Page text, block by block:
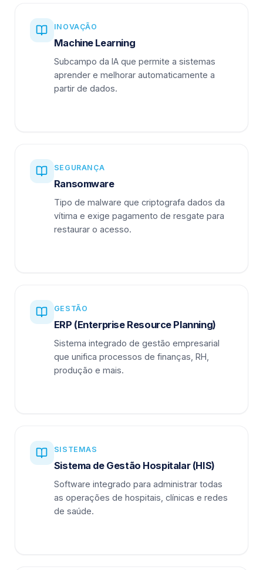
INOVAÇÃO
Machine Learning
Subcampo da IA que permite a sistemas
aprender e melhorar automaticamente a
partir de dados.
SEGURANÇA
Ransomware
Tipo de malware que criptografa dados da
vítima e exige pagamento de resgate para
restaurar o acesso.
GESTÃO
ERP (Enterprise Resource Planning)
Sistema integrado de gestão empresarial
que unifica processos de finanças, RH,
produção e mais.
SISTEMAS
Sistema de Gestão Hospitalar (HIS)
Software integrado para administrar todas
as operações de hospitais, clínicas e redes
de saúde.